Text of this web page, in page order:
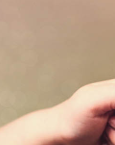
vielä asiakkaamme?
tästä!